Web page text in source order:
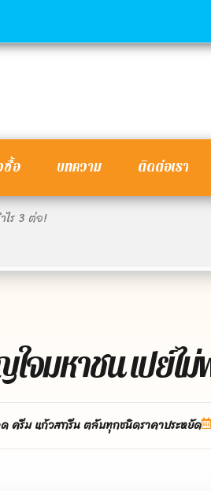
ซื้อ บทความ ติดต่อเรา
ไร 3 ต่อ!
จมหาชน เปย์ไ
ครีม แก้วสกรีน ตลับทุกชนิดราคาประหยัด